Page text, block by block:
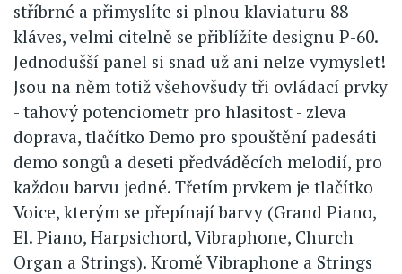
stříbrné a přimyslíte si plnou klaviaturu 88
kláves, velmi citelně se přiblížíte designu P-60.
Jednodušší panel si snad už ani nelze vymyslet!
Jsou na něm totiž všehovšudy tři ovládací prvky
- tahový potenciometr pro hlasitost - zleva
doprava, tlačítko Demo pro spouštění padesáti
demo songů a deseti předváděcích melodií, pro
každou barvu jedné. Třetím prvkem je tlačítko
Voice, kterým se přepínají barvy (Grand Piano,
El. Piano, Harpsichord, Vibraphone, Church
Organ a Strings). Kromě Vibraphone a Strings